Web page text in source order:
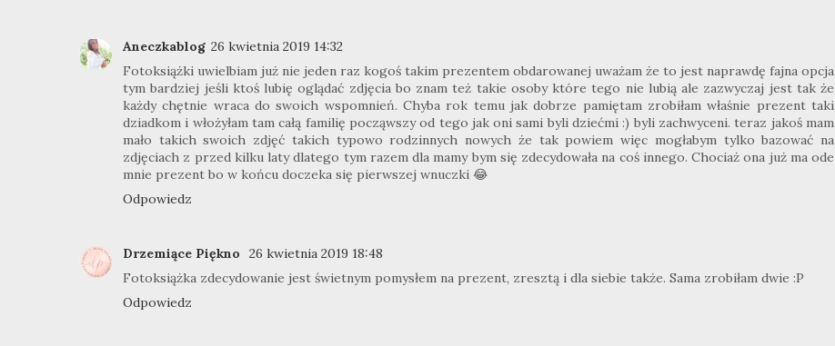
Aneczkablog 26 kwietnia 2019 14:32
Fotoksiążki uwielbiam już nie jeden raz kogoś takim prezentem obdarowanej uważam że to jest naprawdę fajna opcja
tym bardziej jeśli ktoś lubię oglądać zdjęcia bo znam też takie osoby które tego nie lubią ale zazwyczaj jest tak że
każdy chętnie wraca do swoich wspomnień. Chyba rok temu jak dobrze pamiętam zrobiłam właśnie prezent taki
dziadkom i włożyłam tam całą familię począwszy od tego jak oni sami byli dziećmi :) byli zachwyceni. teraz jakoś mam
mało takich swoich zdjęć takich typowo rodzinnych nowych że tak powiem więc mogłabym tylko bazować na
zdjęciach z przed kilku laty dlatego tym razem dla mamy bym się zdecydowała na coś innego. Chociaż ona już ma ode
mnie prezent bo w końcu doczeka się pierwszej wnuczki 😂
Odpowiedz
Drzemiące Piękno
26 kwietnia 2019 18:48
Fotoksiążka zdecydowanie jest świetnym pomysłem na prezent, zresztą i dla siebie także. Sama zrobiłam dwie :P
Odpowiedz